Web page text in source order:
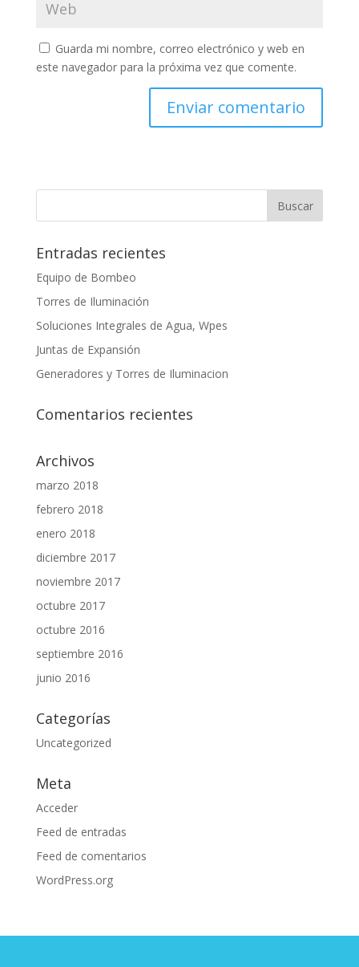
Guarda mi nombre, correo electrónico y web en
este navegador para la próxima vez que comente.
Entradas recientes
Equipo de Bombeo
Torres de Iluminación
Soluciones Integrales de Agua, Wpes
Juntas de Expansión
Generadores y Torres de Iluminacion
Comentarios recientes
Archivos
marzo 2018
febrero 2018
enero 2018
diciembre 2017
noviembre 2017
octubre 2017
octubre 2016
septiembre 2016
junio 2016
Categorías
Uncategorized
Meta
Acceder
Feed de entradas
Feed de comentarios
WordPress.org